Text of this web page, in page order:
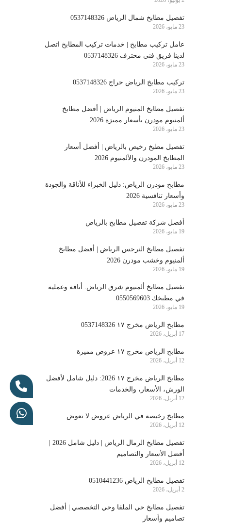
تفصيل مطابخ شمال الرياض 0537148326
23 مايو، 2026
عامل تركيب مطابخ | خدمات تركيب المطابخ اتصل
لدينا فريق فني محترف 0537148326
23 مايو، 2026
تركيب مطابخ الرياض حراج 0537148326
23 مايو، 2026
تفصيل مطابخ المنيوم الرياض | أفضل مطابخ
ألمنيوم مودرن بأسعار مميزة 2026
23 مايو، 2026
تفصيل مطبخ رخيص بالرياض | أفضل أسعار
المطابخ المودرن والألمنيوم 2026
23 مايو، 2026
مطابخ مودرن الرياض: دليل الخبراء للأناقة والجودة
وأسعار تنافسية 2026
23 مايو، 2026
أفضل شركة تفصيل مطابخ بالرياض
19 مايو، 2026
تفصيل مطابخ النرجس الرياض | أفضل مطابخ
ألمنيوم وخشب مودرن 2026
19 مايو، 2026
تفصيل مطابخ ألمنيوم شرق الرياض: أناقة وعملية
في مطبخك 0550569603
19 مايو، 2026
مطابخ الرياض مخرج ١٧ 0537148326
17 أبريل، 2026
مطابخ الرياض مخرج ١٧ عروض مميزة
12 أبريل، 2026
مطابخ الرياض مخرج ١٧ 2026: دليل شامل لأفضل
الورش، الأسعار، والخدمات
12 أبريل، 2026
مطابخ رخيصة في الرياض عروض لا تعوض
12 أبريل، 2026
أفضل الأسعار والتصاميم
12 أبريل، 2026
تفصيل مطابخ الرياض 0510441236
2 أبريل، 2026
تفصيل مطابخ حي الملقا وحي التخصصي | أفضل
تصاميم وأسعار